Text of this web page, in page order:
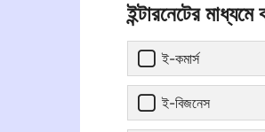
ইন্টারনেটের
ই-কমার্স
ই-বিজনেস